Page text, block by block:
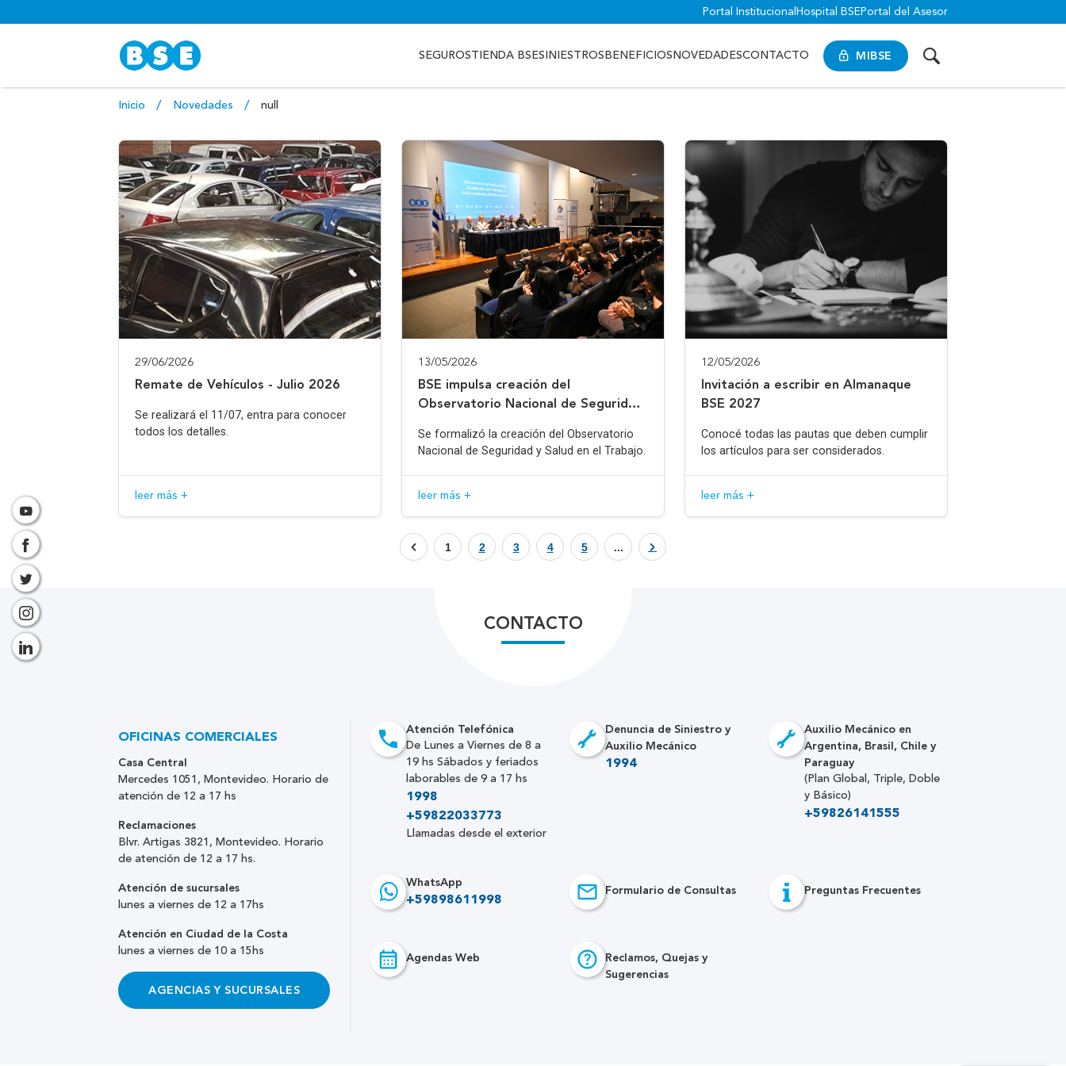
Portal Institucional Hospital BSE Portal del Asesor
MIBSE
SEGUROSTIENDA BSESINIESTROS BENEFICIOS NOVEDADESCONTACTO
Inicio Novedades null
29/06/2026
Remate de Vehículos - Julio 2026
Se realizará el 11/07, entra para conocer
todos los detalles.
leer más +
13/05/2026
BSE impulsa creación del
Observatorio Nacional de Seguridad
Se formalizó la creación del Observatorio
Nacional de Seguridad y Salud en el Trabajo.
leer más +
12/05/2026
Invitación a escribir en Almanaque
BSE 2027
Conocé todas las pautas que deben cumplir
los artículos para ser considerados.
leer más +
1 2 3 4 5 ...
CONTACTO
Atención Telefónica
De Lunes a Viernes de 8 a
19 hs Sábados y feriados
laborables de 9 a 17 hs
1998
+59822033773
Llamadas desde el exterior
Denuncia de Siniestro y
Auxilio Mecánico
1994
Auxilio Mecánico en
Argentina, Brasil, Chile y
Paraguay
(Plan Global, Triple, Doble
y Básico)
+59826141555
WhatsApp
+59898611998
Formulario de Consultas Preguntas Frecuentes
Agendas Web
Reclamos, Quejas y
Sugerencias
OFICINAS COMERCIALES
Casa Central
Mercedes 1051, Montevideo. Horario de
atención de 12 a 17 hs
Reclamaciones
Blvr. Artigas 3821, Montevideo. Horario
de atención de 12 a 17 hs.
Atención de sucursales
lunes a viernes de 12 a 17hs
Atención en Ciudad de la Costa
lunes a viernes de 10 a 15hs
AGENCIAS Y SUCURSALES